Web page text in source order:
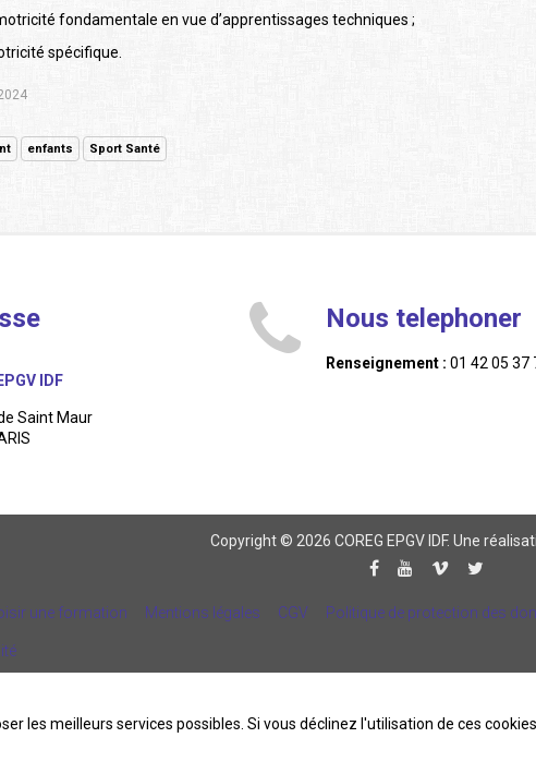
fondamentale en vue d’apprentissages techniques ;
spécifique.
enfants Sport Santé
IDF
Saint Maur
Nous telephoner
Renseignement : 01 42 05 37
Copyright © 2026 COREG EPGV IDF. Une
une formation Mentions légales CGV Politique de protection des
les meilleurs services possibles. Si vous déclinez l'utilisation de ces